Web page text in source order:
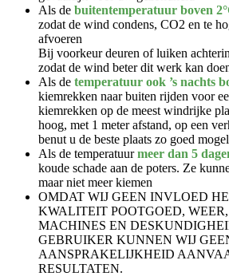
Als de buitentemperatuur boven
zodat de wind condens, CO2 en te
afvoeren
Bij voorkeur deuren of luiken
zodat de wind beter dit werk kan
Als de temperatuur ook ’s nachts
kiemrekken naar buiten rijden voor
kiemrekken op de meest windrijke
hoog, met 1 meter afstand, op een
benut u de beste plaats zo goed
Als de temperatuurmeer dan 5
koude schade aan de poters. Ze
maar niet meer kiemen
OMDAT WIJ GEEN INVLOED
KWALITEIT POOTGOED,
MACHINES EN
GEBRUIKER KUNNEN WIJ
AANSPRAKELIJKHEID
RESULTATEN.